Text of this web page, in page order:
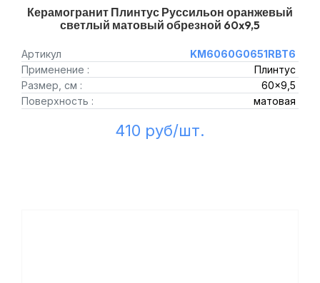
Керамогранит Плинтус Руссильон оранжевый
светлый матовый обрезной 60x9,5
Артикул
KM6060G0651RBT6
Применение :
Плинтус
Размер, см :
60x9,5
Поверхность :
матовая
410 руб/шт.